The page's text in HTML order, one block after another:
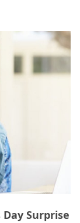
Day Surprise